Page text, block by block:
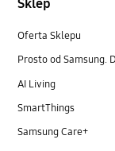
Oferta Sklepu
Prosto od Samsung.
AI Living
SmartThings
Samsung Care+